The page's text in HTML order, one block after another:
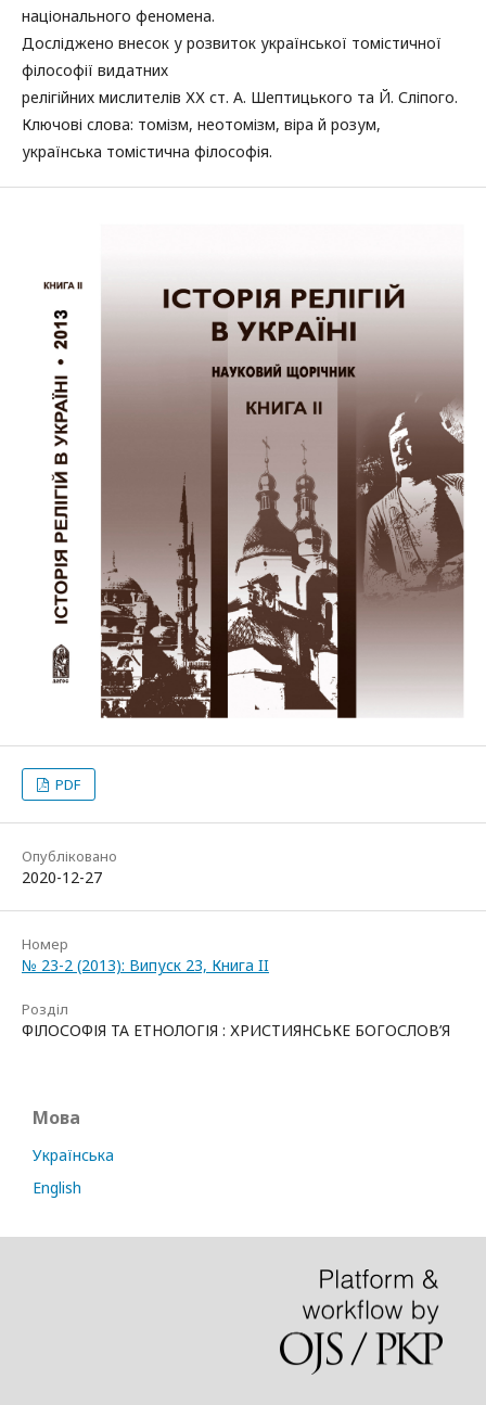
національного феномена.
Досліджено внесок у розвиток української томістичної
філософії видатних
релігійних мислителів ХХ ст. А. Шептицького та Й. Сліпого.
Ключові слова: томізм, неотомізм, віра й розум,
українська томістична філософія.
PDF
Опубліковано
2020-12-27
Номер
№ 23-2 (2013): Випуск 23, Книга II
Розділ
ФІЛОСОФІЯ ТА ЕТНОЛОГІЯ : ХРИСТИЯНСЬКЕ БОГОСЛОВ’Я
Мова
Українська
English